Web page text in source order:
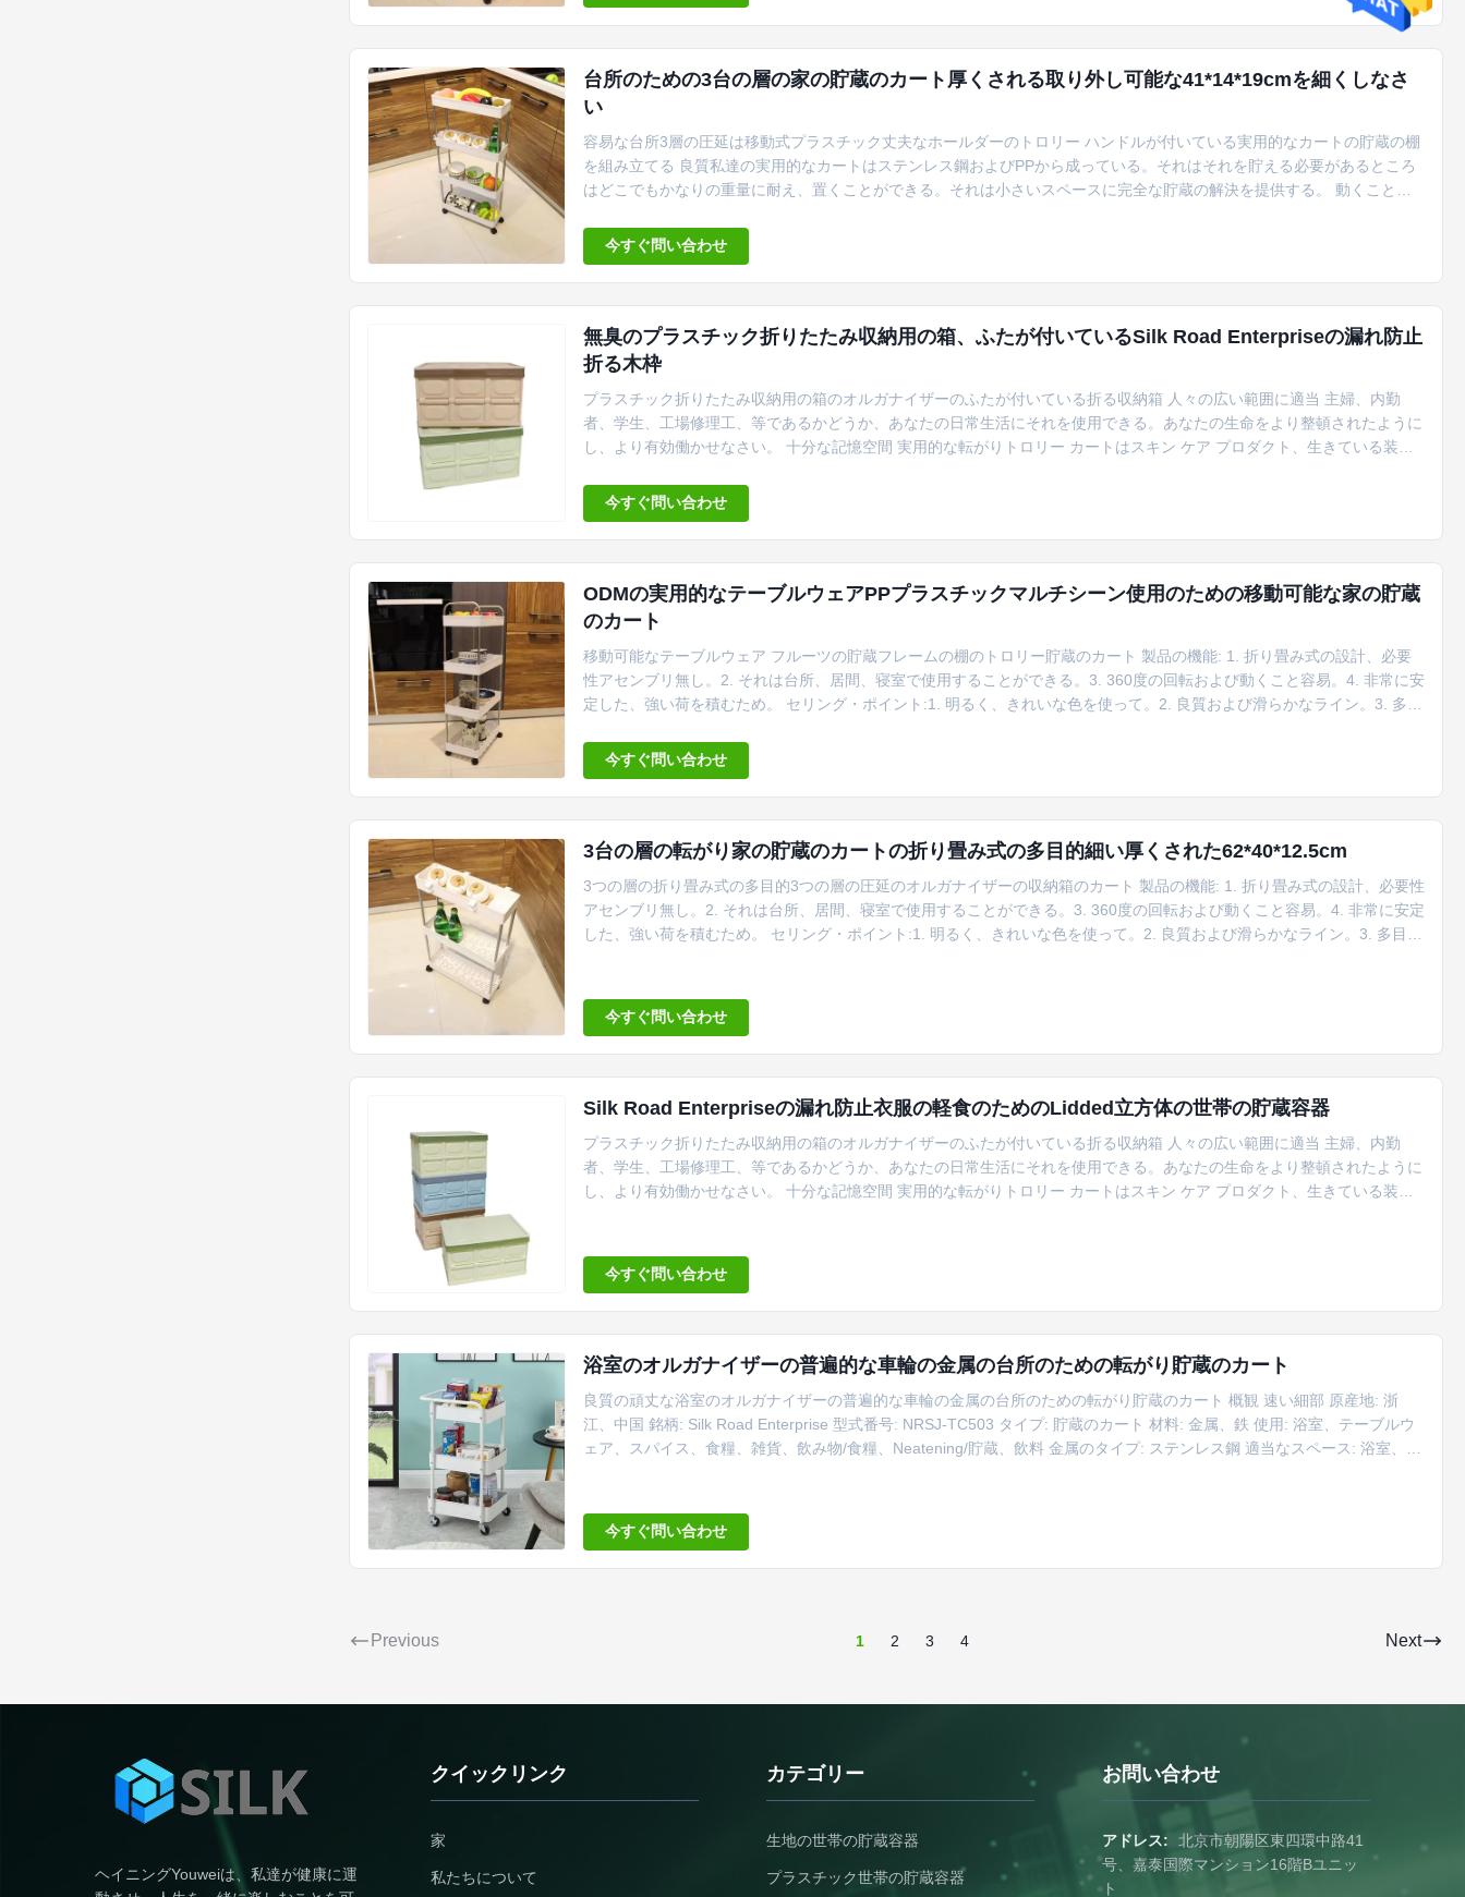
台所のための3台の層の家の貯蔵のカート厚くされる取り外し可能な41*14*19cmを細くしなさ
い
容易な台所3層の圧延は移動式プラスチック丈夫なホールダーのトロリー ハンドルが付いている実用的なカートの貯蔵の棚
を組み立てる 良質私達の実用的なカートはステンレス鋼およびPPから成っている。それはそれを貯える必要があるところ
はどこでもかなりの重量に耐え、置くことができる。それは小さいスペースに完全な貯蔵の解決を提供する。 動くこと容
あらゆる場所に動くことができる。S字形のホックはまた記憶空間を高める。 指定 項目 価値 タイプ 貯蔵のカート 使用
Neatening/貯蔵 材料 ...
今すぐ問い合わせ
無臭のプラスチック折りたたみ収納用の箱、ふたが付いているSilk Road Enterpriseの漏れ防止
折る木枠
プラスチック折りたたみ収納用の箱のオルガナイザーのふたが付いている折る収納箱 人々の広い範囲に適当 主婦、内勤
者、学生、工場修理工、等であるかどうか、あなたの日常生活にそれを使用できる。あなたの生命をより整頓されたように
し、より有効働かせなさい。 十分な記憶空間 実用的な転がりトロリー カートはスキン ケア プロダクト、生きている装
さいスペースのすばらしい魔法の効果に完全な演劇を自宅で与える。 多目的使用法 実用的なトロリー カートは収集の事務
用品か毎日の必要のために貯蔵の棚として使用...
今すぐ問い合わせ
ODMの実用的なテーブルウェアPPプラスチックマルチシーン使用のための移動可能な家の貯蔵
のカート
移動可能なテーブルウェア フルーツの貯蔵フレームの棚のトロリー貯蔵のカート 製品の機能: 1. 折り畳み式の設計、必要
性アセンブリ無し。2. それは台所、居間、寝室で使用することができる。3. 360度の回転および動くこと容易。4. 非常に安
定した、強い荷を積むため。 セリング・ポイント:1. 明るく、きれいな色を使って。2. 良質および滑らかなライン。3. 多目
されている。LCL/OEM/ODM/FCL.3. 市場をテストするためにあるプロダクトを輸入したいと思えば私達...
今すぐ問い合わせ
3台の層の転がり家の貯蔵のカートの折り畳み式の多目的細い厚くされた62*40*12.5cm
3つの層の折り畳み式の多目的3つの層の圧延のオルガナイザーの収納箱のカート 製品の機能: 1. 折り畳み式の設計、必要性
アセンブリ無し。2. それは台所、居間、寝室で使用することができる。3. 360度の回転および動くこと容易。4. 非常に安定
した、強い荷を積むため。 セリング・ポイント:1. 明るく、きれいな色を使って。2. 良質および滑らかなライン。3. 多目的
今すぐ問い合わせ
Silk Road Enterpriseの漏れ防止衣服の軽食のためのLidded立方体の世帯の貯蔵容器
プラスチック折りたたみ収納用の箱のオルガナイザーのふたが付いている折る収納箱 人々の広い範囲に適当 主婦、内勤
者、学生、工場修理工、等であるかどうか、あなたの日常生活にそれを使用できる。あなたの生命をより整頓されたように
し、より有効働かせなさい。 十分な記憶空間 実用的な転がりトロリー カートはスキン ケア プロダクト、生きている装
用品か毎日の必要のために貯蔵の棚として使用...
今すぐ問い合わせ
浴室のオルガナイザーの普遍的な車輪の金属の台所のための転がり貯蔵のカート
良質の頑丈な浴室のオルガナイザーの普遍的な車輪の金属の台所のための転がり貯蔵のカート 概観 速い細部 原産地: 浙
江、中国 銘柄: Silk Road Enterprise 型式番号: NRSJ-TC503 タイプ: 貯蔵のカート 材料: 金属、鉄 使用: 浴室、テーブルウ
ェア、スパイス、食糧、雑貨、飲み物/食糧、Neatening/貯蔵、飲料 金属のタイプ: ステンレス鋼 適当なスペース: 浴室、居
今すぐ問い合わせ
Previous 1 2 3 4 Next
ヘイニングYouweiは、私達が健康に運
クイックリンク
家
私たちについて
カテゴリー
生地の世帯の貯蔵容器
プラスチック世帯の貯蔵容器
お問い合わせ
アドレス:
北京市朝陽区東四環中路41
号、嘉泰国際マンション16階Bユニッ
ト